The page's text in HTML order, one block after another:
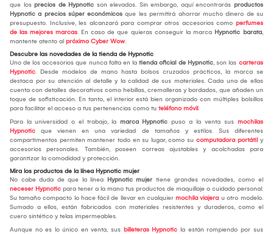
que los precios de Hypnotic son elevados. Sin embargo, aquí encontrarás productos
Hypnotic a precios súper económicos que les permitirá ahorrar mucho dinero de su
presupuesto. Inclusive, les alcanzará para comprar otros accesorios como perfumes
de las mejores marcas. En caso de que quieras conseguir la marca Hypnotic barata,
mantente atento al próximo Cyber Wow.
Descubre las novedades de la tienda de Hypnotic
Uno de los accesorios que nunca falta en la tienda oficial de Hypnotic, son las carteras
Hypnotic. Desde modelos de mano hasta bolsos cruzados prácticos, la marca se
destaca por su atención al detalle y la calidad de sus materiales. Cada una de ellas
cuenta con detalles decorativos como hebillas, cremalleras y bordados, que añaden un
toque de sofisticación. En tanto, el interior está bien organizado con múltiples bolsillos
para facilitar el acceso a tus pertenencias como tu teléfono móvil.
Para la universidad o el trabajo, la marca Hypnotic puso a la venta sus mochilas
Hypnotic que vienen en una variedad de tamaños y estilos. Sus diferentes
compartimentos permiten mantener todo en su lugar, como su computadora portátil y
accesorios personales. También, poseen correas ajustables y acolchadas para
garantizar la comodidad y protección.
Mira los productos de la línea Hypnotic mujer
No cabe duda de que la línea Hypnotic mujer tiene grandes novedades, como el
neceser Hypnotic para tener a la mano tus productos de maquillaje o cuidado personal.
Su tamaño compacto lo hace fácil de llevar en cualquier mochila viajera u otro modelo.
Sumado a ellos, están fabricados con materiales resistentes y duraderos, como el
cuero sintético y telas impermeables.
Aunque no es lo único en venta, sus billeteras Hypnotic la están rompiendo por sus